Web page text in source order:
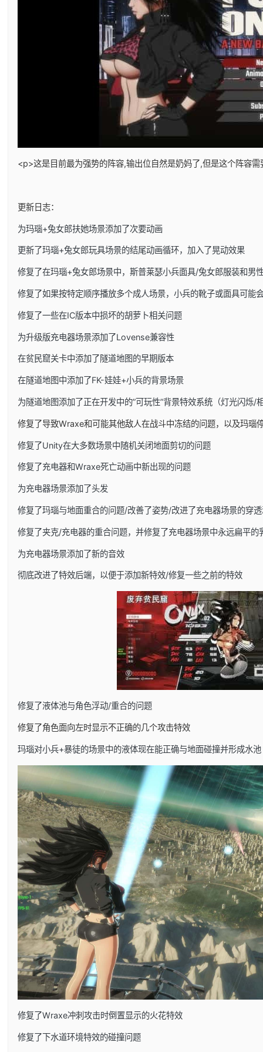
<p>这是目前最为强势的阵容,输出位自然是奶妈了,但是这个阵容
更新日志：
为玛瑙+兔女郎扶她场景添加了次要动画
更新了玛瑙+兔女郎玩具场景的结尾动画循环，加入了晃动效果
修复了在玛瑙+兔女郎场景中，斯普莱瑟小兵面具/兔女郎服装和男
修复了如果按特定顺序播放多个成人场景，小兵的靴子或面具可能
修复了一些在IC版本中损坏的胡萝卜相关问题
为升级版充电器场景添加了Lovense兼容性
在贫民窟关卡中添加了隧道地图的早期版本
在隧道地图中添加了FK-娃娃+小兵的背景场景
为隧道地图添加了正在开发中的”可玩性”背景特效系统（灯光闪烁/
修复了导致Wraxe和可能其他敌人在战斗中冻结的问题，以及玛瑙
修复了Unity在大多数场景中随机关闭地面剪切的问题
修复了充电器和Wraxe死亡动画中新出现的问题
为充电器场景添加了头发
修复了玛瑙与地面重合的问题/改善了姿势/改进了充电器场景的穿
修复了夹克/充电器的重合问题，并修复了充电器场景中永远扁平的
为充电器场景添加了新的音效
彻底改进了特效后端，以便于添加新特效/修复一些之前的特效
修复了液体池与角色浮动/重合的问题
修复了角色面向左时显示不正确的几个攻击特效
玛瑙对小兵+暴徒的场景中的液体现在能正确与地面碰撞并形成水池
修复了Wraxe冲刺攻击时倒置显示的火花特效
修复了下水道环境特效的碰撞问题